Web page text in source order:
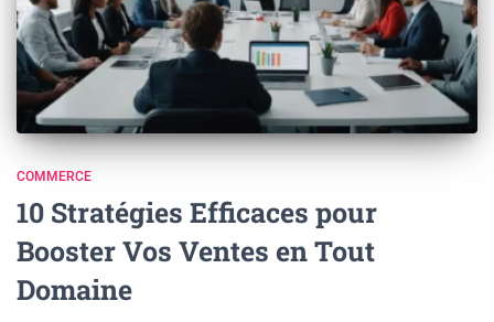
COMMERCE
10 Stratégies Efficaces pour
Booster Vos Ventes en Tout
Domaine